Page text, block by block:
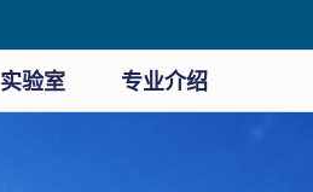
实验室 专业介绍